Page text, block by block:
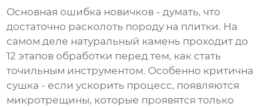
Основная ошибка новичков - думать, что
достаточно расколоть породу на плитки. На
самом деле натуральный камень проходит до
12 этапов обработки перед тем, как стать
точильным инструментом. Особенно критична
сушка - если ускорить процесс, появляются
микротрещины, которые проявятся только